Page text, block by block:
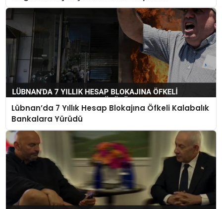
Lübnan’da 7 Yıllık Hesap Blokajına Öfkeli Kalabalık
Bankalara Yürüdü